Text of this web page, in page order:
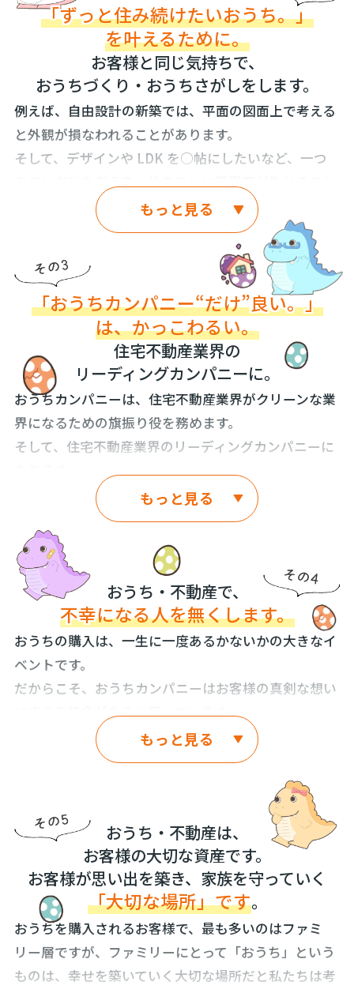
なぜならば、一般的な住宅不動産会社は、“わるいと
ころ”を隠しておきたいと思っているからです。
例えば、“わるいところ”とは、お客様が日曜日におう
ちを見学された時には閑静な環境だと感じたものの、
平日には近隣にある工場に出入りする車両が多かった
り、作業の騒音がする、などといったところです。
そして、おうちの“わるいところ”は、広告紙面からで
も、担当スタッフからでもなく、お客様自身が発見さ
れます。それは、お客様にとって、決して気分のいい
ものではないと私たちは思っています。
現状は、お客様が、広告や担当者から発信された“よ
いところ”と、自分自身で発見した“わるいところ”を
総合し、比較検討して、おうちの購入を決定しておら
これでは、住宅不動産会社は、自分たちの「売りた
い」ばかり主張しているようなものです。
お客様の「欲しい・購入したい」を蔑ろにしているよ
うなものです。
これが、いわゆる、住宅不動産会社とお客様との情報
常に、住宅不動産会社が優位であるわけです。プロと
アマチュアの差でもあります。
この情報格差があることによって、住宅不動産会社は
お客様から信用して頂けなくなると考えています。
そして、お客様自身が、おうちの“わるいところ”を見
つけ出す時間が必要なために、疑いの目で見学なさっ
たり、商談がスムーズに進まなくなったり、お申し込
間を奪ってしまうことに繋がっています。
私たち、おうちカンパニーは、
おうちの“よいところ”、おうちの“わるいところ”を全
てお客様に公開します。
住宅不動産業界では、売主様から販売活動を依頼され
た会社は、自由裁量の名のもとに、広告やインター
ネットへの掲載、お客様への紹介を独占する場合があ
ります。私たちは、これを悪しき習慣だと思っており
ます。まず、第一に、おうちカンパニーにご依頼いた
だいた売主様のおうちは、すべてオープンにしていく
「ずっと住み続けたいおうち。」
を叶えるために。
お客様と同じ気持ちで、
おうちづくり・おうちさがしをします。
例えば、自由設計の新築では、平面の図面上で考える
と外観が損なわれることがあります。
そして、デザインや LDK を○帖にしたいなど、一つ
のことだけを考えると他のことに悪影響が生じること
が頻繁にあります。
平面図面はあくまでも縮尺された紙の図面でしかあり
ません。立体にした時のイメージや実際にお住まいさ
れた時のイメージ、動線や家具を置いた時の暮らしや
すさは平面図面ではわかりません。
おうちカンパニーは、それらのこともできる限りお客
様にお伝えし、最新のシステムにて住み心地まで理解
できるようにご提案します。
本当に気に入るおうちを完成させるには、「一生のう
ちで３回」おうちを新築する必要があると言われてい
ほとんどおられません。
「はじめておうちを新築する」という経験の中で、ど
れだけ考えて、おうちを作っても、気が付かなかった
わるいところ、こうしたらよかったと思うところが、
どうしても出てきます。それは、ご理解ください。
ですが、その反面、予想していなかった気に入ったポ
イント、嬉しいポイントも出てきます。それがおうち
自由設計のおうちでは、お客様からのご要望をもとに
間取りを決定する住宅不動産会社がほとんどです。
「お客様がご要望された。」ということを言い訳にし
て、ベストではない状態のまま進めていく住宅不動産
会社がほとんどです。この事実は残念でなりません。
私たちは、「お客様のご要望」をそのまま反映するの
ではなく、「お客様がご要望された」ことの中で、輝
いている点は反映し、まだ輝いていない点はその旨を
お伝えして、おうちを輝く姿に導いていくことが、本
当のプロフェッショナルとしての使命だと考えていま
す。
これは新築住宅だけでなく、中古住宅を購入され、リ
もっと見る
「おうちカンパニー“だけ”良い。」
は、かっこわるい。
住宅不動産業界の
リーディングカンパニーに。
おうちカンパニーは、住宅不動産業界がクリーンな業
界になるための旗振り役を務めます。
そして、住宅不動産業界のリーディングカンパニーに
しかし、「おうちカンパニー“は”いい会社」では、何
も嬉しくありません。
私たち、おうちカンパニーの想いや取り組みを住宅不
動産業界全体に拡げていきます。
そして、住宅不動産業界のイメージを上げ、お客様か
ら信頼して頂くことができる業界にします。
おうちカンパニーを子どもたちの憧れの職業にしま
す。
住宅不動産業界を子どもたちが目指す業界にします。
これらは、おうちカンパニーの最大の使命です。
おうちカンパニー宣言（その1）にある、「おうち
の“よいところ”・おうちの“わるいところ”を全てお客
様に公開します。」に関しても、広告掲載に“わるいと
ころ”を掲載することを、まずは、おうちカンパニー
で、標準化し、同業他社様でも同じように“わるいと
ころ”を広告掲載するような、全てを開示することが
当たり前の住宅不動産業界を目指します。
もっと見る
おうち・不動産で、
不幸になる人を無くします。
おうちの購入は、一生に一度あるかないかの大きなイ
ベントです。
だからこそ、おうちカンパニーはお客様の真剣な想い
に応える使命があると思っています。
西洋に、このようなことわざがあります。
『一日だけ幸せでいたいならば、床屋に行け。
一週間だけ幸せでいたいなら、車を買え。
一ヶ月だけ幸せでいたいなら、結婚をしろ。
一年だけ幸せでいたいなら、家を買え。
一生幸せでいたいなら、正直でいることだ。』
幸せな気持ちの継続という意味では、その通りだと思
います。
ただ、おうちカンパニーは、10年後・20年後・30年
後にも「このおうちを購入しておいて良かった。」ま
もっと見る
おうち・不動産は、
お客様の大切な資産です。
お客様が思い出を築き、家族を守っていく
「大切な場所」です。
おうちを購入されるお客様で、最も多いのはファミ
リー層ですが、ファミリーにとって「おうち」という
ものは、幸せを築いていく大切な場所だと私たちは考